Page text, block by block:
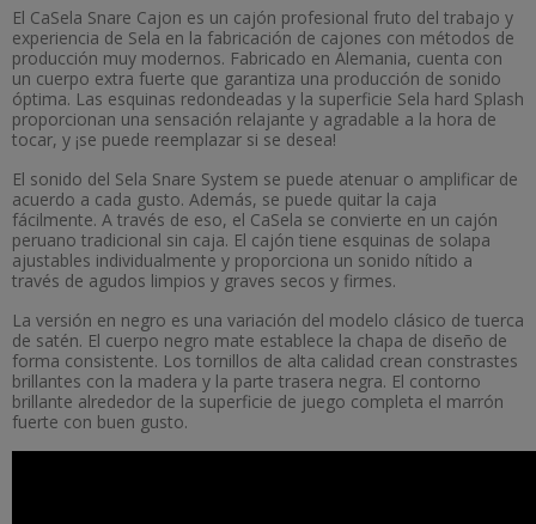
El CaSela Snare Cajon es un cajón profesional fruto del trabajo y
experiencia de Sela en la fabricación de cajones con métodos de
producción muy modernos. Fabricado en Alemania, cuenta con
un cuerpo extra fuerte que garantiza una producción de sonido
óptima. Las esquinas redondeadas y la superficie Sela hard Splash
proporcionan una sensación relajante y agradable a la hora de
tocar, y ¡se puede reemplazar si se desea!
El sonido del Sela Snare System se puede atenuar o amplificar de
acuerdo a cada gusto. Además, se puede quitar la caja
fácilmente. A través de eso, el CaSela se convierte en un cajón
peruano tradicional sin caja. El cajón tiene esquinas de solapa
ajustables individualmente y proporciona un sonido nítido a
través de agudos limpios y graves secos y firmes.
La versión en negro es una variación del modelo clásico de tuerca
de satén. El cuerpo negro mate establece la chapa de diseño de
forma consistente. Los tornillos de alta calidad crean constrastes
brillantes con la madera y la parte trasera negra. El contorno
brillante alrededor de la superficie de juego completa el marrón
fuerte con buen gusto.